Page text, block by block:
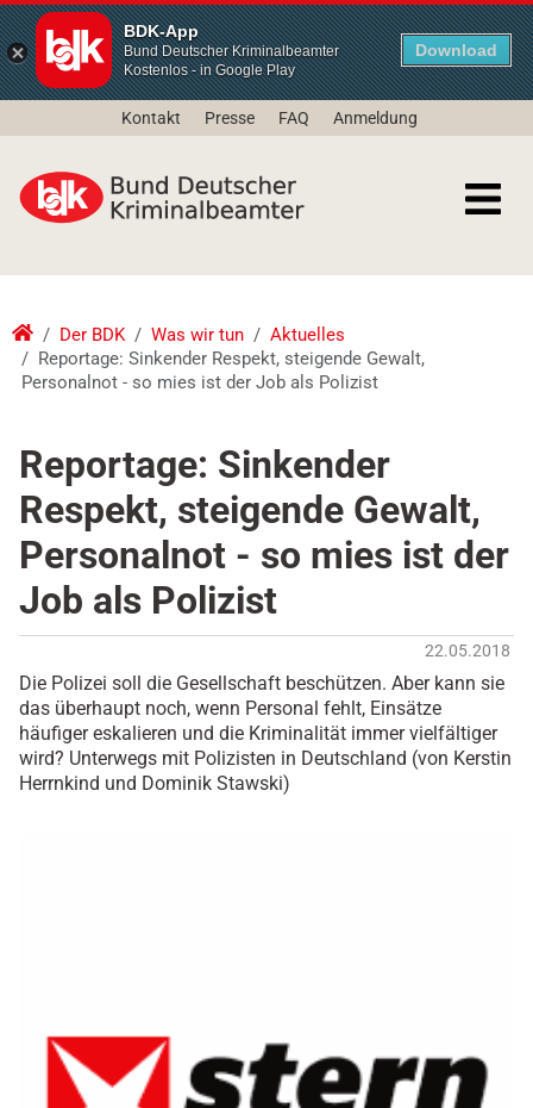
BDK-App
Bund Deutscher Kriminalbeamter
Kostenlos - in Google Play
Download
Kontakt Presse FAQ Anmeldung
Der BDK Was wir tun
Aktuelles
Reportage: Sinkender Respekt, steigende Gewalt,
Personalnot - so mies ist der Job als Polizist
Reportage: Sinkender
Respekt, steigende Gewalt,
Personalnot - so mies ist der
Job als Polizist
22.05.2018
Die Polizei soll die Gesellschaft beschützen. Aber kann sie
das überhaupt noch, wenn Personal fehlt, Einsätze
häufiger eskalieren und die Kriminalität immer vielfältiger
wird? Unterwegs mit Polizisten in Deutschland (von Kerstin
Herrnkind und Dominik Stawski)